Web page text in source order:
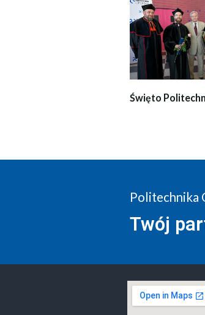
Święto
Politechnika
Twój